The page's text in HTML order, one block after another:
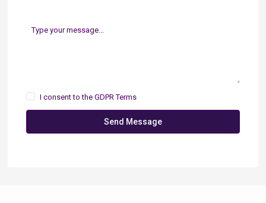
I consent to theGDPR Terms
Send Message